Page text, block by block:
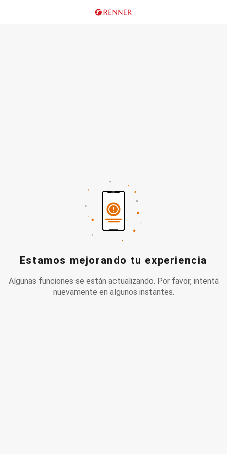
Estamos mejorando tu experiencia
Algunas funciones se están actualizando. Por favor, intentá
nuevamente en algunos instantes.